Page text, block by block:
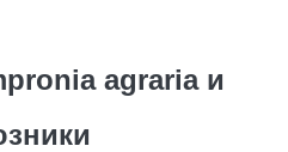
agraria и